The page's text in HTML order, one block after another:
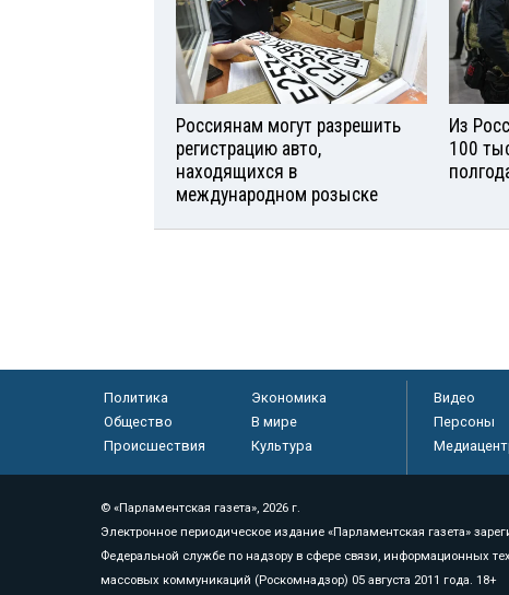
Россиянам могут разрешить
регистрацию авто,
находящихся в
международном розыске
Из
100
Политика
Экономика
Общество
В мире
Происшествия
Культура
Видео
Персоны
© «Парламентская газета», 2026 г.
Электронное периодическое издание «Парламентская газета»
Федеральной службе по надзору в сфере связи, информационных
массовых коммуникаций (Роскомнадзор) 05 августа 2011 года. 18+